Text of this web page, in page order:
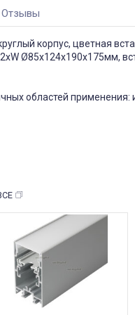
Отзывы
корпус, цветная
Ø85x124x190x175мм,
областей